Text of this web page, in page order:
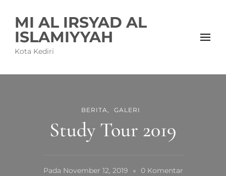
MI AL IRSYAD AL
ISLAMIYYAH
Kota Kediri
BERITA GALERI
Study Tour 2019
Pada November 12, 2019 0 KomentarPada